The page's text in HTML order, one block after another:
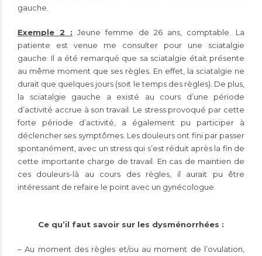
gauche.
Exemple 2 : Jeune femme de 26 ans, comptable. La
patiente est venue me consulter pour une sciatalgie
gauche. Il a été remarqué que sa sciatalgie était présente
au même moment que ses règles. En effet, la sciatalgie ne
durait que quelques jours (soit le temps des règles). De plus,
la sciatalgie gauche a existé au cours d’une période
d’activité accrue à son travail. Le stress provoqué par cette
forte période d’activité, a également pu participer à
déclencher ses symptômes. Les douleurs ont fini par passer
spontanément, avec un stress qui s’est réduit après la fin de
cette importante charge de travail. En cas de maintien de
ces douleurs-là au cours des règles, il aurait pu être
intéressant de refaire le point avec un gynécologue.
Ce qu’il faut savoir sur les dysménorrhées :
– Au moment des règles et/ou au moment de l’ovulation,